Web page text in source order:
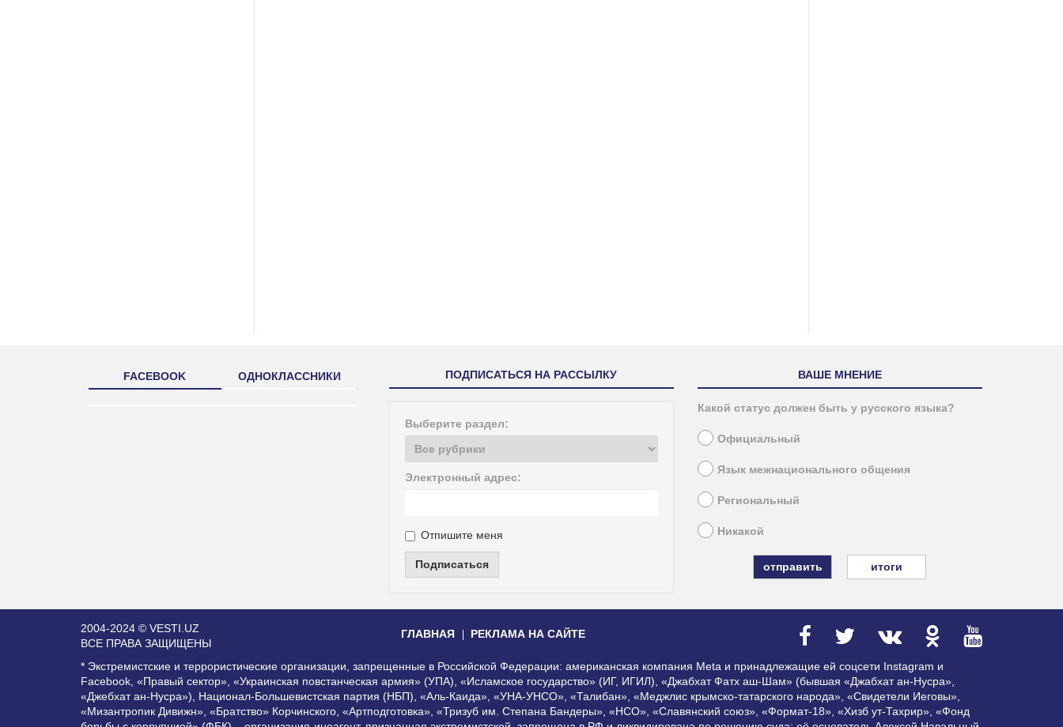
FACEBOOK ОДНОКЛАССНИКИ ПОДПИСАТЬСЯ НА РАССЫЛКУ
Выберите раздел:
Электронный адрес:
Отпишите меня
Подписаться
ВАШЕ МНЕНИЕ
Какой статус должен быть у русского языка?
Официальный
Язык межнационального общения
Региональный
Никакой
итоги
2004-2024 © VESTI.UZ
ВСЕ ПРАВА ЗАЩИЩЕНЫ
ГЛАВНАЯ РЕКЛАМА НА САЙТЕ
* Экстремистские и террористические организации, запрещенные в Российской Федерации: американская компания Meta и принадлежащие ей соцсети Instagram и
Facebook, «Правый сектор», «Украинская повстанческая армия» (УПА), «Исламское государство» (ИГ, ИГИЛ), «Джабхат Фатх аш-Шам» (бывшая «Джабхат ан-Нусра»,
«Джебхат ан-Нусра»), Национал-Большевистская партия (НБП), «Аль-Каида», «УНА-УНСО», «Талибан», «Меджлис крымско-татарского народа», «Свидетели Иеговы»,
«Мизантропик Дивижн», «Братство» Корчинского, «Артподготовка», «Тризуб им. Степана Бандеры», «НСО», «Славянский союз», «Формат-18», «Хизб ут-Тахрир», «Фонд